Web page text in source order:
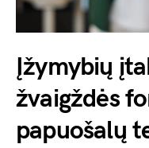
Įžymybių
žvaigždės
papuošalų